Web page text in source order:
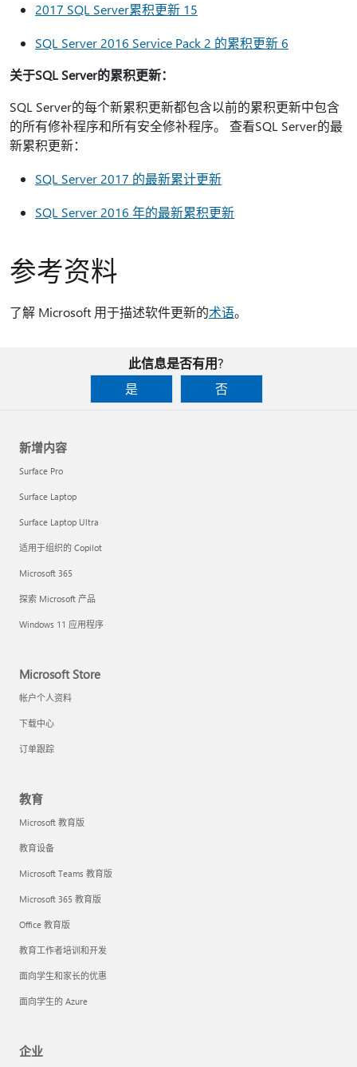
2017 SQL Server累积更新 15
SQL Server 2016 Service Pack 2 的累积更新 6
关于SQL Server的累积更新：
SQL Server的每个新累积更新都包含以前的累积更新中包含
的所有修补程序和所有安全修补程序。 查看SQL Server的最
新累积更新：
SQL Server 2017 的最新累计更新
SQL Server 2016 年的最新累积更新
参考资料
了解 Microsoft 用于描述软件更新的术语。
此信息是否有用?
是
否
新增内容
Surface Pro
Surface Laptop
Surface Laptop Ultra
适用于组织的 Copilot
Microsoft 365
探索 Microsoft 产品
Windows 11 应用程序
Microsoft Store
帐户个人资料
下载中心
订单跟踪
教育
Microsoft 教育版
教育设备
Microsoft Teams 教育版
Microsoft 365 教育版
Office 教育版
教育工作者培训和开发
面向学生和家长的优惠
面向学生的 Azure
企业